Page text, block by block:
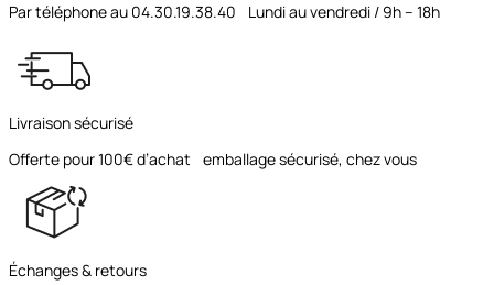
Par téléphone au 04.30.19.38.40 Lundi au vendredi / 9h – 18h
Livraison sécurisé
Offerte pour 100€ d’achat emballage sécurisé, chez vous
Échanges & retours